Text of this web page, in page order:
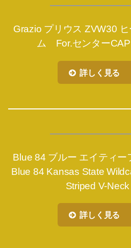
Grazio プリウス ZVW30
ム For.センター
詳しく見る
Blue 84 ブルー エイティー
Blue 84 Kansas State
Striped V-
詳しく見る